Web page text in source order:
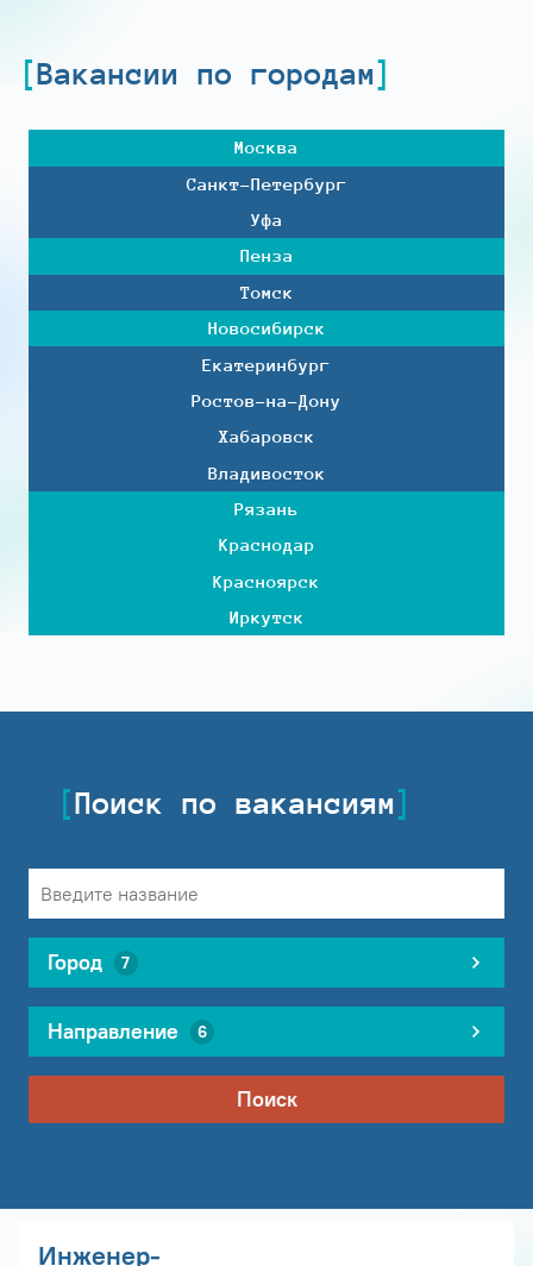
Вакансии по городам
Москва
Санкт-Петербург
Уфа
Пенза
Томск
Новосибирск
Екатеринбург
Ростов-на-Дону
Хабаровск
Владивосток
Рязань
Краснодар
Красноярск
Иркутск
Поиск по вакансиям
Город 7
Направление 6
Поиск
Инженер-